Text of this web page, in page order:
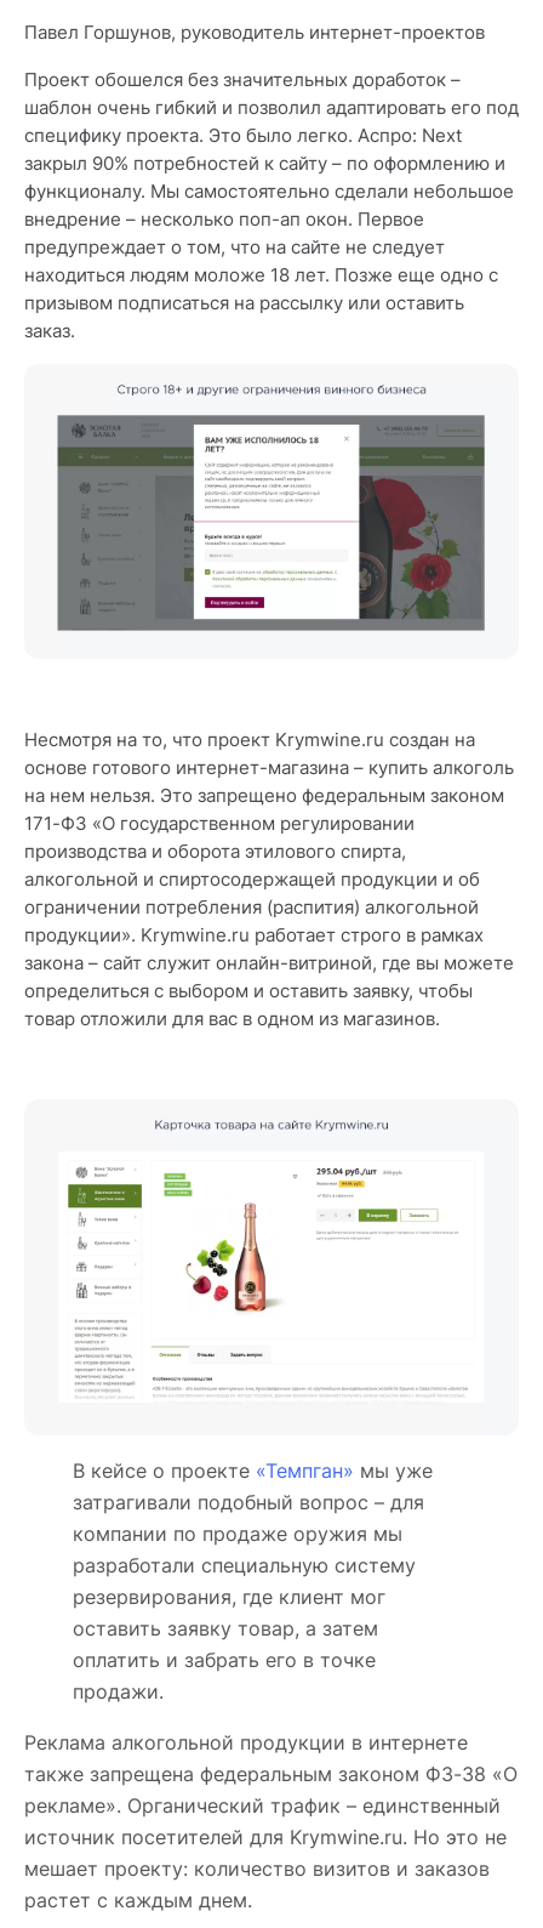
Павел Горшунов, руководитель интернет-проектов
Проект обошелся без значительных доработок –
шаблон очень гибкий и позволил адаптировать его под
специфику проекта. Это было легко. Аспро: Next
закрыл 90% потребностей к сайту – по оформлению и
функционалу. Мы самостоятельно сделали небольшое
внедрение – несколько поп-ап окон. Первое
предупреждает о том, что на сайте не следует
находиться людям моложе 18 лет. Позже еще одно с
призывом подписаться на рассылку или оставить
заказ.
Несмотря на то, что проект Krymwine.ru создан на
основе готового интернет-магазина – купить алкоголь
на нем нельзя. Это запрещено федеральным законом
171-ФЗ «О государственном регулировании
производства и оборота этилового спирта,
алкогольной и спиртосодержащей продукции и об
ограничении потребления (распития) алкогольной
продукции». Krymwine.ru работает строго в рамках
закона – сайт служит онлайн-витриной, где вы можете
определиться с выбором и оставить заявку, чтобы
товар отложили для вас в одном из магазинов.
В кейсе о проекте «Темпган» мы уже
затрагивали подобный вопрос – для
компании по продаже оружия мы
разработали специальную систему
резервирования, где клиент мог
оставить заявку товар, а затем
оплатить и забрать его в точке
продажи.
Реклама алкогольной продукции в интернете
также запрещена федеральным законом ФЗ-38 «О
рекламе». Органический трафик – единственный
источник посетителей для Krymwine.ru. Но это не
мешает проекту: количество визитов и заказов
растет с каждым днем.